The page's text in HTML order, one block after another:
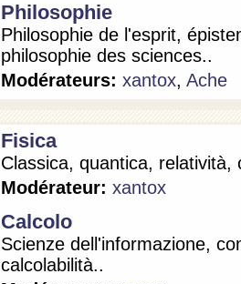
Philosophie
Philosophie de l'esprit,
philosophie des sciences..
Modérateurs: xantox, Ache
Fisica
Classica, quantica, relatività,
Modérateur: xantox
Calcolo
Scienze dell'informazione,
calcolabilità..